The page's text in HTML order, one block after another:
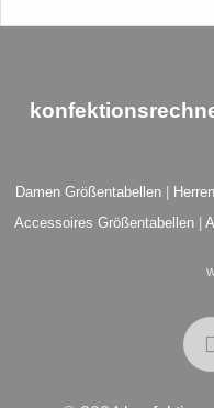
Damen Größentabellen|
Accessoires Größentabellen